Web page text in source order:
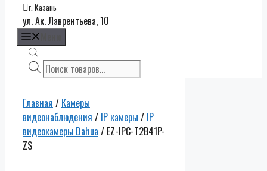
г. Казань
ул. Ак. Лаврентьева, 10
Поиск
товаров
Главная / Камеры
видеонаблюдения / IP камеры / IP
видеокамеры Dahua / EZ-IPC-T2B41P-
ZS